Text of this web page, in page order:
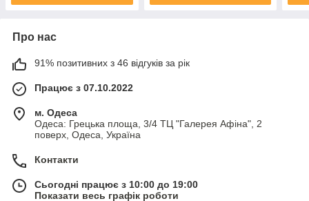
Про нас
91% позитивних з 46 відгуків за рік
Працює з 07.10.2022
м. Одеса
Одеса: Грецька площа, 3/4 ТЦ "Галерея Афіна", 2
поверх, Одеса, Україна
Контакти
Сьогодні працює з 10:00 до 19:00
Показати весь графік роботи